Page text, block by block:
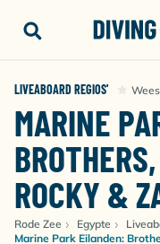
LIVEABOARD REGIOS'
MARINE
ROCKY &
Rode Zee Egypte
Marine Park Eilanden: